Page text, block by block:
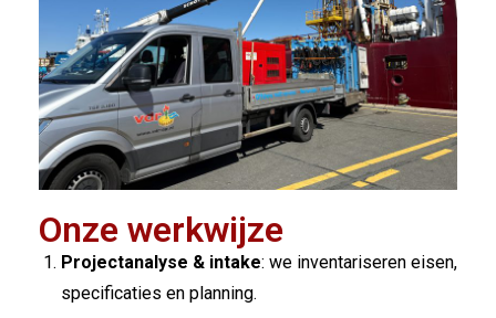
Onze werkwijze
Projectanalyse & intake: we inventariseren eisen,
specificaties en planning.